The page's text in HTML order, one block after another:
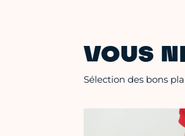
VOUS
Sélection des bons